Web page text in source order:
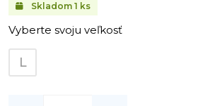
Skladom 1 ks
Vyberte svoju veľkosť
L